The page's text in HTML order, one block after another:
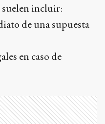
incluir:
de una supuesta
en caso de